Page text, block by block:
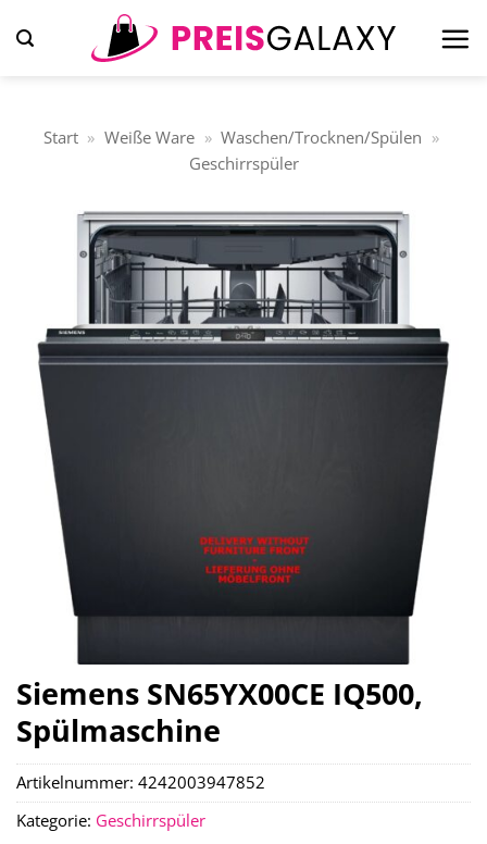
Inhalt
Start » Weiße Ware » Waschen/Trocknen/Spülen »
Geschirrspüler
Siemens SN65YX00CE IQ500,
Spülmaschine
Artikelnummer: 4242003947852
Kategorie: Geschirrspüler